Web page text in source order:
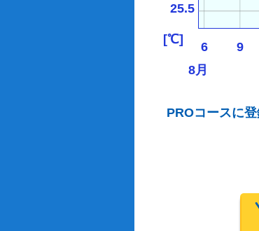
6 9
25.5
[℃]
8月
PROコースに